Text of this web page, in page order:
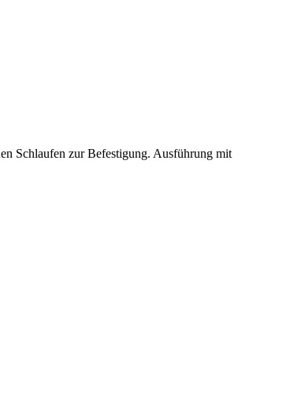
Schlaufen zur Befestigung. Ausführung mit